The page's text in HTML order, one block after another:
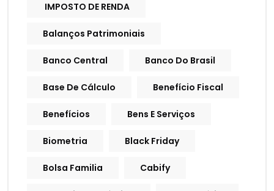
IMPOSTO DE RENDA
Balanços Patrimoniais
Banco Central Banco Do Brasil
Base De Cálculo Benefício Fiscal
Benefícios Bens E Serviços
Biometria Black Friday
Bolsa Familia Cabify